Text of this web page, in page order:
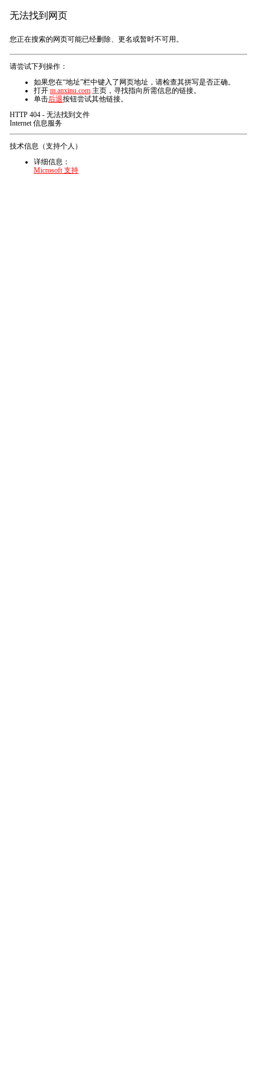
无法找到网页
您正在搜索的网页可能已经删除、更名或暂时不可用。
请尝试下列操作：
如果您在“地址”栏中键入了网页地址，请检查其拼写是否正确。
打开 m.anxinu.com 主页，寻找指向所需信息的链接。
单击后退按钮尝试其他链接。
HTTP 404 - 无法找到文件
Internet 信息服务
技术信息（支持个人）
详细信息：
Microsoft 支持